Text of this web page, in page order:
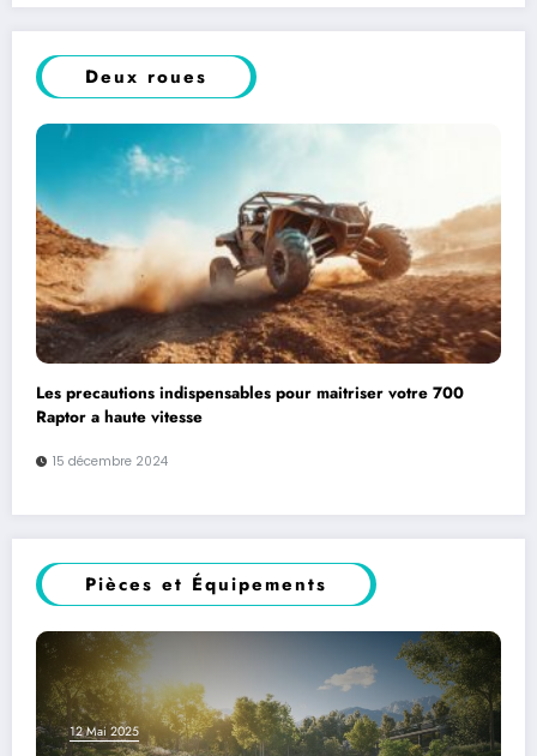
Deux roues
Les precautions indispensables pour maitriser votre 700
Raptor a haute vitesse
15 décembre 2024
Pièces et Équipements
12 Mai 2025